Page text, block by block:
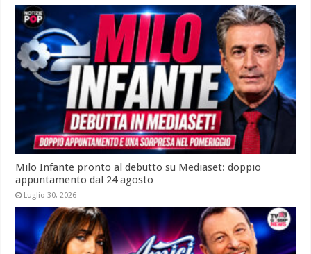
Milo Infante pronto al debutto su Mediaset: doppio
appuntamento dal 24 agosto
Luglio 30, 2026